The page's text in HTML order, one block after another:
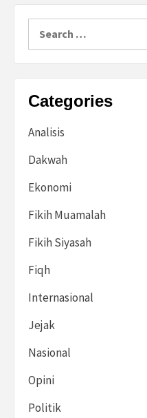
Categories
Analisis
Dakwah
Ekonomi
Fikih Muamalah
Fikih Siyasah
Fiqh
Internasional
Jejak
Nasional
Opini
Politik